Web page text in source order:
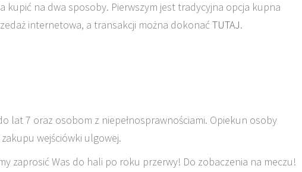
kupić na dwa sposoby. Pierwszym jest tradycyjna opcja kupna
internetowa, a transakcji można dokonać TUTAJ.
lat 7 oraz osobom z niepełnosprawnościami. Opiekun osoby
wejściówki ulgowej.
zaprosić Was do hali po roku przerwy! Do zobaczenia na meczu!